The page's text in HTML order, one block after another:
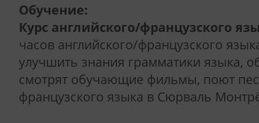
Обучение:
Курс английского/французского
часов английского/французского
улучшить знания грамматики языка,
смотрят обучающие фильмы, поют
французского языка в Сюрваль